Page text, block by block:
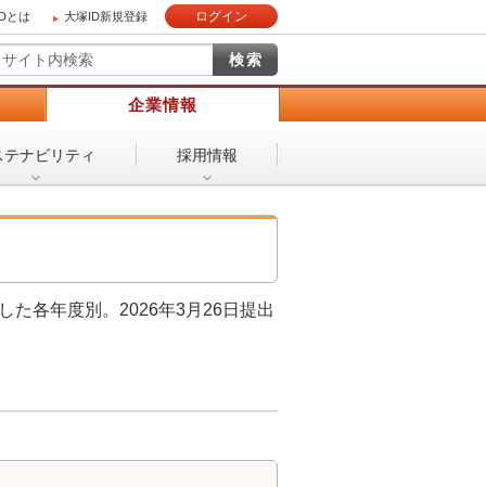
とは 大塚ID新規登録 ログイン
企業情報
テナビリティ 採用情報
た各年度別。2026年3月26日提出